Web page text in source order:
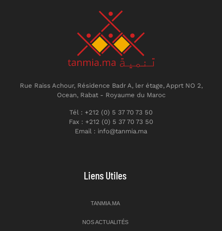
Rue Raiss Achour, Résidence Badr A, ler étage, Apprt NO 2,
Ocean, Rabat - Royaume du Maroc
Tél : +212 (0) 5 37 70 73 50
Fax : +212 (0) 5 37 70 73 50
Email : info@tanmia.ma
Liens Utiles
TANMIA.MA
NOS ACTUALITÉS